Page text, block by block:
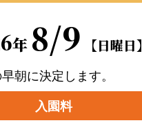
年 8/9 【日曜日】
朝に決定します。
入園料